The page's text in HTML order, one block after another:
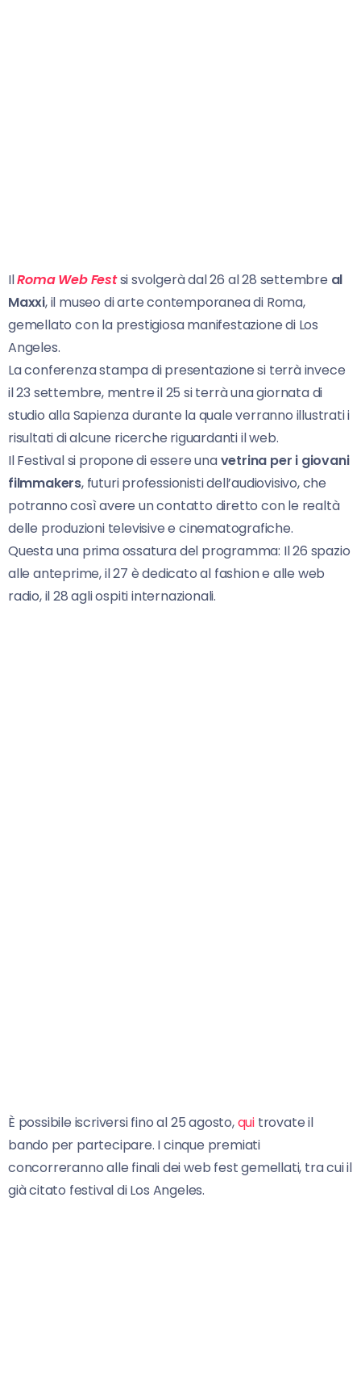
IlRoma Web Festsi svolgerà dal 26 al 28 settembre al
Maxxi, il museo di arte contemporanea di Roma,
gemellato con la prestigiosa manifestazione di Los
Angeles.
La conferenza stampa di presentazione si terrà invece
il 23 settembre, mentre il 25 si terrà una giornata di
studio alla Sapienza durante la quale verranno illustrati i
risultati di alcune ricerche riguardanti il web.
Il Festival si propone di essere unavetrina per i giovani
filmmakers, futuri professionisti dell’audiovisivo, che
potranno così avere un contatto diretto con le realtà
delle produzioni televisive e cinematografiche.
Questa una prima ossatura del programma: Il 26 spazio
alle anteprime, il 27 è dedicato al fashion e alle web
radio, il 28 agli ospiti internazionali.
È possibile iscriversi fino al 25 agosto,qui trovate il
bando per partecipare. I cinque premiati
concorreranno alle finali dei web fest gemellati, tra cui il
già citato festival di Los Angeles.